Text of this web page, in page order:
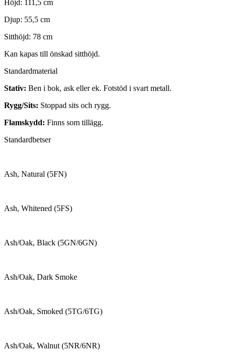
Höjd: 111,5 cm
Djup: 55,5 cm
Sitthöjd: 78 cm
Kan kapas till önskad sitthöjd.
Standardmaterial
Stativ: Ben i bok, ask eller ek. Fotstöd i svart metall.
Rygg/Sits: Stoppad sits och rygg.
Flamskydd: Finns som tillägg.
Standardbetser
Ash, Natural (5FN)
Ash, Whitened (5FS)
Ash/Oak, Black (5GN/6GN)
Ash/Oak, Dark Smoke
Ash/Oak, Smoked (5TG/6TG)
Ash/Oak, Walnut (5NR/6NR)